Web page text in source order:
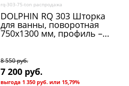
rq-303-75-ton распродажа
DOLPHIN RQ 303 Шторка
для ванны, поворотная
750х1300 мм, профиль –
8 550 руб.
7 200 руб.
выгода 1 350 руб. или 15,79%